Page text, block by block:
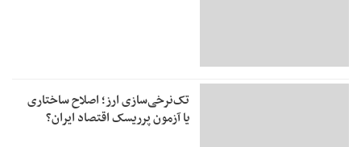
تک‌نرخی‌سازی ارز؛ اصلاح ساختاری
یا آزمون پرریسک اقتصاد ایران؟